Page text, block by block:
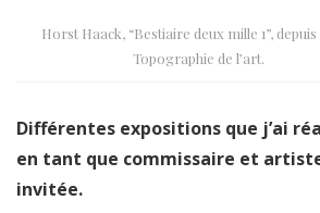
Horst Haack, “Bestiaire deux mille 1”,
Topographie de l’art.
Différentes expositions que j’ai
en tant que commissaire et
invitée.